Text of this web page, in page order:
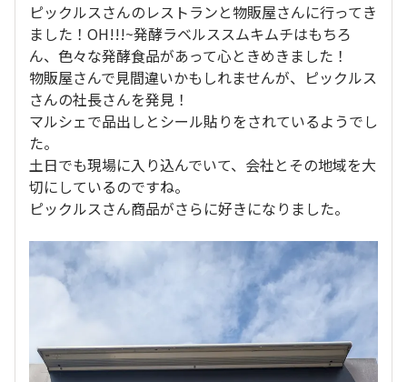
ピックルスさんのレストランと物販屋さんに行ってき
ました！OH!!!~発酵ラベルススムキムチはもちろ
ん、色々な発酵食品があって心ときめきました！
物販屋さんで見間違いかもしれませんが、ピックルス
さんの社長さんを発見！
マルシェで品出しとシール貼りをされているようでし
た。
土日でも現場に入り込んでいて、会社とその地域を大
切にしているのですね。
ピックルスさん商品がさらに好きになりました。